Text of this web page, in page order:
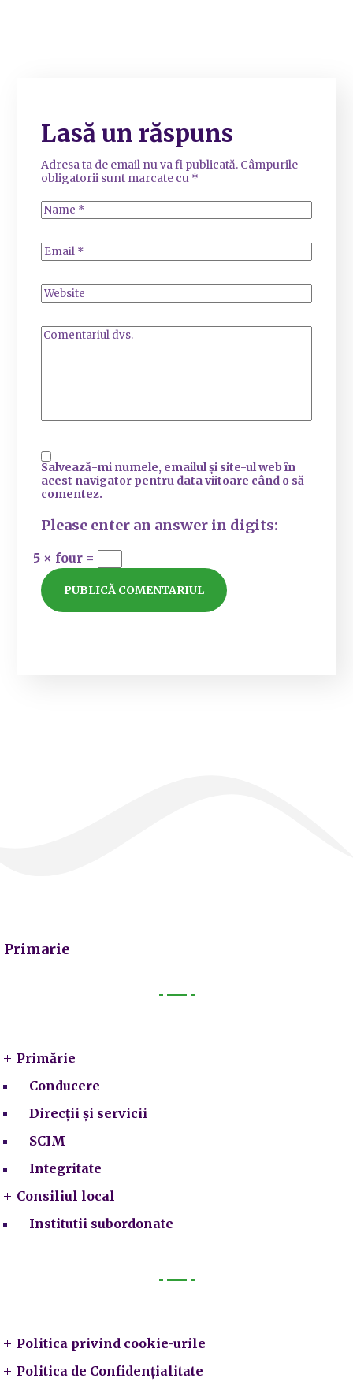
Lasă un răspuns
Adresa ta de email nu va fi publicată. Câmpurile
obligatorii sunt marcate cu *
Salvează-mi numele, emailul și site-ul web în
acest navigator pentru data viitoare când o să
comentez.
Please enter an answer in digits:
5 × four =
Primarie
Primărie
Conducere
Direcții și servicii
SCIM
Integritate
Consiliul local
Institutii subordonate
Politica privind cookie-urile
Politica de Confidențialitate